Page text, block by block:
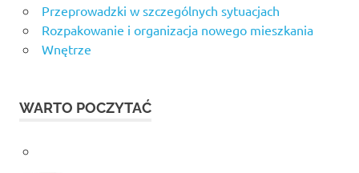
Przeprowadzki w szczególnych sytuacjach
Rozpakowanie i organizacja nowego mieszkania
Wnętrze
WARTO POCZYTAĆ